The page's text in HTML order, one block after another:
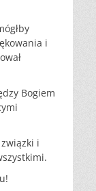
i
Bogiem
i